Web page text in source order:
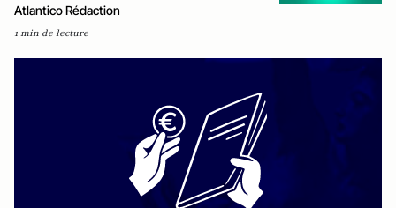
Atlantico Rédaction
1 min de lecture